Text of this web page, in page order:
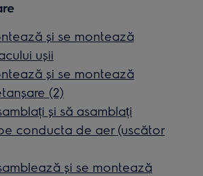
și se montează
ușii
și se montează
(2)
și să asamblați
conducta de aer (uscător
și se montează